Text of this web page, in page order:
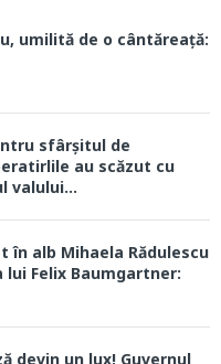
umilită de o cântăreață:
sfârșitul de
au scăzut cu
valului...
în alb Mihaela Rădulescu
Felix Baumgartner:
devin un lux! Guvernul